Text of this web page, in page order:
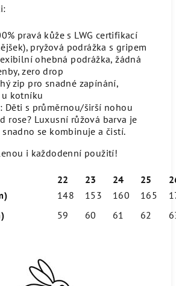
pravá kůže s LWG certifikací
pryžová podrážka s gripem
ohebná podrážka, žádná
zero drop
zip pro snadné zapínání,
kotníku
Děti s průměrnou/širší nohou
rose? Luxusní růžová barva je
se kombinuje a čistí.
i každodenní použití!
22 23 24 25
148 153 160 165
59 60 61 62